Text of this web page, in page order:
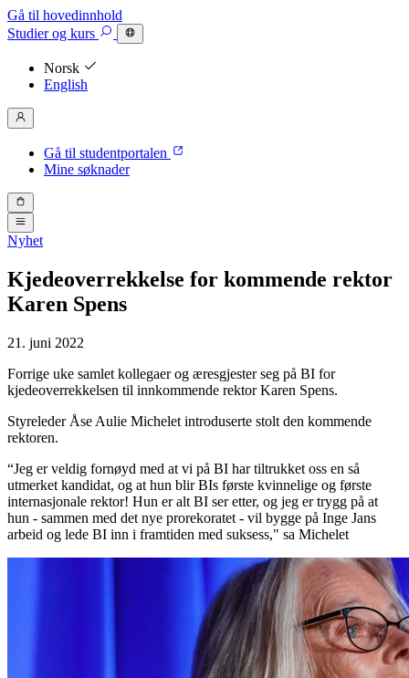
Gå til hovedinnhold
Studierog kurs
Norsk
English
Gå til studentportalen
Mine søknader
Nyhet
Kjedeoverrekkelse for kommende rektor
Karen Spens
21. juni 2022
Forrige uke samlet kollegaer og æresgjester seg på BI for
kjedeoverrekkelsen til innkommende rektor Karen Spens.
Styreleder Åse Aulie Michelet introduserte stolt den kommende
rektoren.
“Jeg er veldig fornøyd med at vi på BI har tiltrukket oss en så
utmerket kandidat, og at hun blir BIs første kvinnelige og første
internasjonale rektor! Hun er alt BI ser etter, og jeg er trygg på at
hun - sammen med det nye prorekoratet - vil bygge på Inge Jans
arbeid og lede BI inn i framtiden med suksess," sa Michelet